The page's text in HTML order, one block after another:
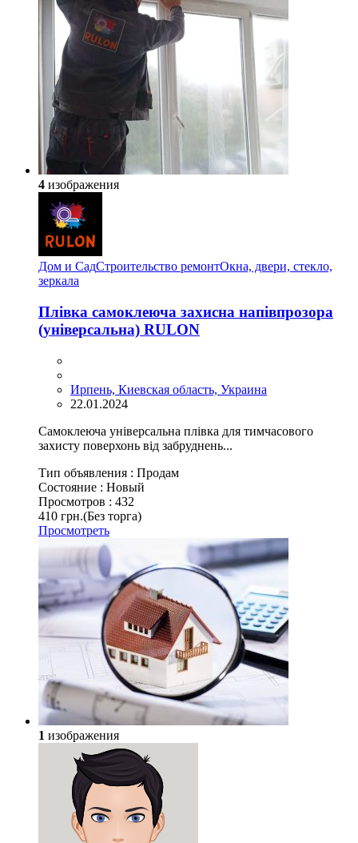
4 изображения
Дом и СадСтроительство ремонтОкна, двери, стеклo,
зеркала
Плівка самоклеюча захисна напівпрозора
(універсальна) RULON
Ирпень, Киевская область, Украина
22.01.2024
Самоклеюча універсальна плівка для тимчасового
захисту поверхонь від забруднень...
Тип объявления : Продам
Состояние : Новый
Просмотров : 432
410 грн.(Без торга)
Просмотреть
1 изображения